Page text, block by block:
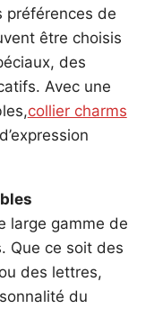
préférences de
être choisis
des
Avec une
collier charms
large gamme de
Que ce soit des
des lettres,
du